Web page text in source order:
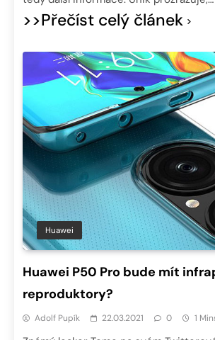
>>Přečíst celý článek
Huawei
Huawei P50 Pro bude mít
reproduktory?
Adolf Pupík 22.03.2021 0 1